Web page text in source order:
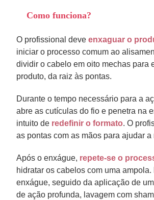
Como funciona?
O profissional deve enxaguar o
iniciar o processo comum ao
dividir o cabelo em oito mechas para
produto, da raiz às pontas.
Durante o tempo necessário para a
abre as cutículas do fio e penetra na
intuito de redefinir o formato. O
as pontas com as mãos para ajudar a
Após o enxágue, repete-se o
hidratar os cabelos com uma
enxágue, seguido da aplicação de
de ação profunda, lavagem com